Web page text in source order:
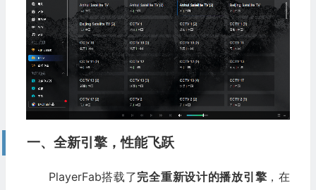
一、全新引擎，性能飞跃
PlayerFab搭载了完全重新设计的播放引擎 ，在